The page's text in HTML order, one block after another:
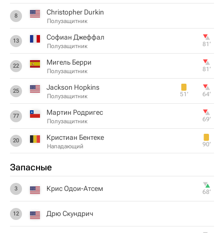
8 Christopher Durkin
Полузащитник
13 Софиан Джеффал
Полузащитник 81‎’‎
22 Мигель Берри
Полузащитник 81‎’‎
25 Jackson Hopkins
Полузащитник 51‎’‎ 64‎’‎
77 Мартин Родригес
Полузащитник 69‎’‎
20 Кристиан Бентеке
Нападающий 90‎’‎
Запасные
3 Крис Одои-Атсем 68‎’‎
12 Дрю Скундрич